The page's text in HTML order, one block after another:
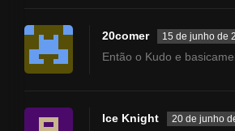
20comer 15 de junho de
Então o Kudo e
Ice Knight 20 de junho